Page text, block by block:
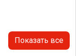
Показать все